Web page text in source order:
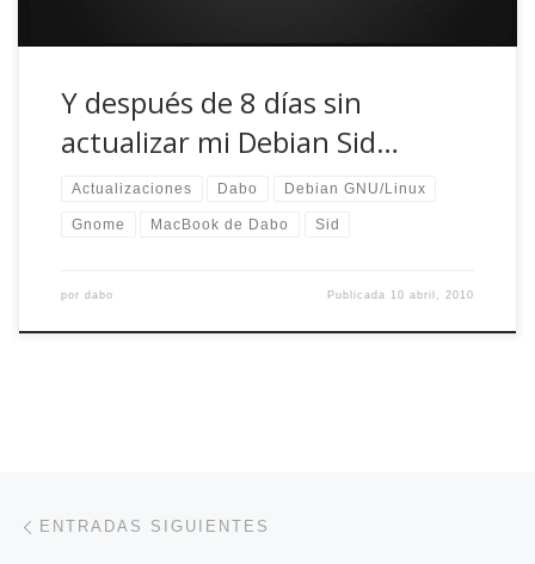
Y después de 8 días sin
actualizar mi Debian Sid…
Actualizaciones Dabo Debian GNU/Linux
Gnome MacBook de Dabo Sid
por dabo Publicada 10 abril, 2010
Navegación de entradas
ENTRADAS SIGUIENTES